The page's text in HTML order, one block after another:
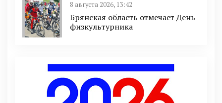
8 августа 2026, 13:42
Брянская область отмечает День
физкультурника